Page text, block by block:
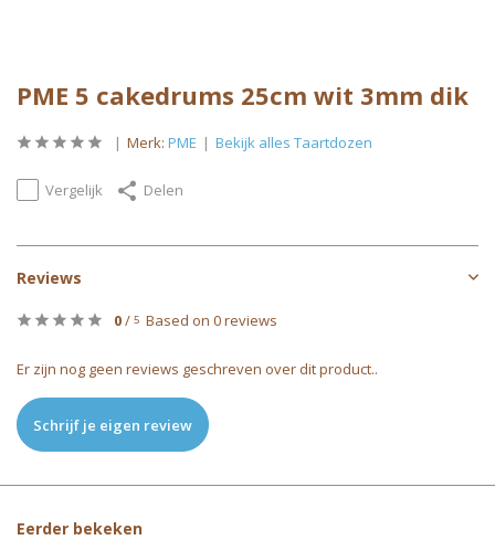
PME 5 cakedrums 25cm wit 3mm dik
Merk: PME Bekijk alles Taartdozen
Vergelijk Delen
Reviews
0/ 5 Based on 0 reviews
Er zijn nog geen reviews geschreven over dit product..
Schrijf je eigen review
Eerder bekeken